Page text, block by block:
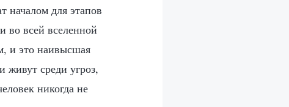
началом для этапов
во всей вселенной
и это наивысшая
среди угроз,
никогда не